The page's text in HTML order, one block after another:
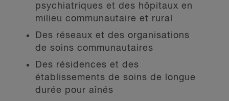
psychiatriques et des hôpitaux en
milieu communautaire et rural
Des réseaux et des organisations
de soins communautaires
Des résidences et des
établissements de soins de longue
durée pour aînés